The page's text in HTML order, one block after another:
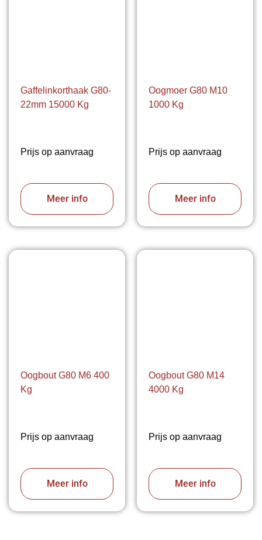
Gaffelinkorthaak G80-
22mm 15000 Kg
Prijs op aanvraag
Meer info
Oogmoer G80 M10
1000 Kg
Prijs op aanvraag
Meer info
Oogbout G80 M6 400
Kg
Prijs op aanvraag
Meer info
Oogbout G80 M14
4000 Kg
Prijs op aanvraag
Meer info